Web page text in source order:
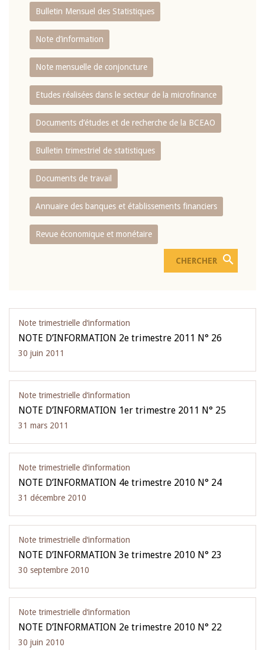
Bulletin Mensuel des Statistiques
Note d’information
Note mensuelle de conjoncture
Etudes réalisées dans le secteur de la microfinance
Documents d’études et de recherche de la BCEAO
Bulletin trimestriel de statistiques
Documents de travail
Annuaire des banques et établissements financiers
Revue économique et monétaire
Note trimestrielle d‘information
NOTE D’INFORMATION 2e trimestre 2011 N° 26
30 juin 2011
Note trimestrielle d‘information
NOTE D’INFORMATION 1er trimestre 2011 N° 25
31 mars 2011
Note trimestrielle d‘information
NOTE D’INFORMATION 4e trimestre 2010 N° 24
31 décembre 2010
Note trimestrielle d‘information
NOTE D’INFORMATION 3e trimestre 2010 N° 23
30 septembre 2010
Note trimestrielle d‘information
NOTE D’INFORMATION 2e trimestre 2010 N° 22
30 juin 2010